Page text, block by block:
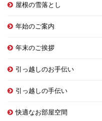
屋根の雪落とし
年始のご案内
年末のご挨拶
引っ越しのお手伝い
引っ越しの手伝い
快適なお部屋空間